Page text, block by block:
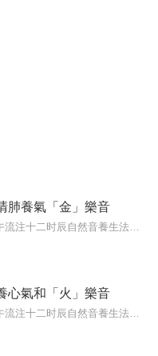
肺養氣「金」樂音
心氣和「火」樂音